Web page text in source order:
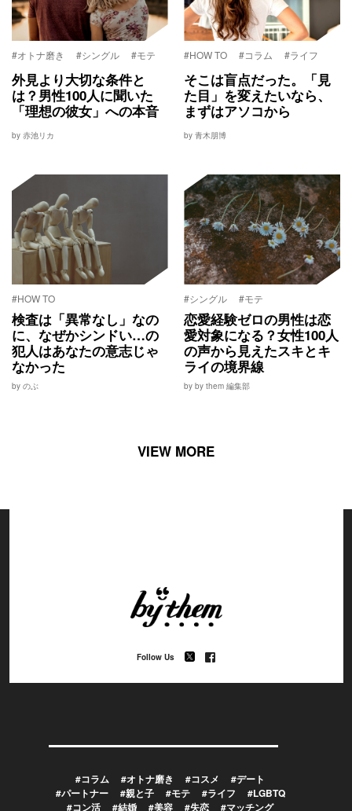
#オトナ磨き #シングル #モテ
外見より大切な条件と
は？男性100人に聞いた
「理想の彼女」への本音
by 赤池リカ
#HOW TO #コラム #ライフ
そこは盲点だった。「見
た目」を変えたいなら、
まずはアソコから
by 青木朋博
#HOW TO
検査は「異常なし」なの
に、なぜかシンドい…の
犯人はあなたの意志じゃ
なかった
by のぶ
#シングル #モテ
恋愛経験ゼロの男性は恋
愛対象になる？女性100人
の声から見えたスキとキ
ライの境界線
by by them 編集部
VIEW MORE
Follow Us
#コラム #オトナ磨き #コスメ
#デート
#パートナー
#親と子 #モテ #ライフ
#LGBTQ
#コン活
#結婚 #美容 #失恋 #マッチング